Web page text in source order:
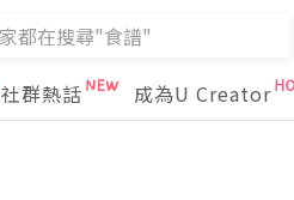
社群熱話 成為U Creator